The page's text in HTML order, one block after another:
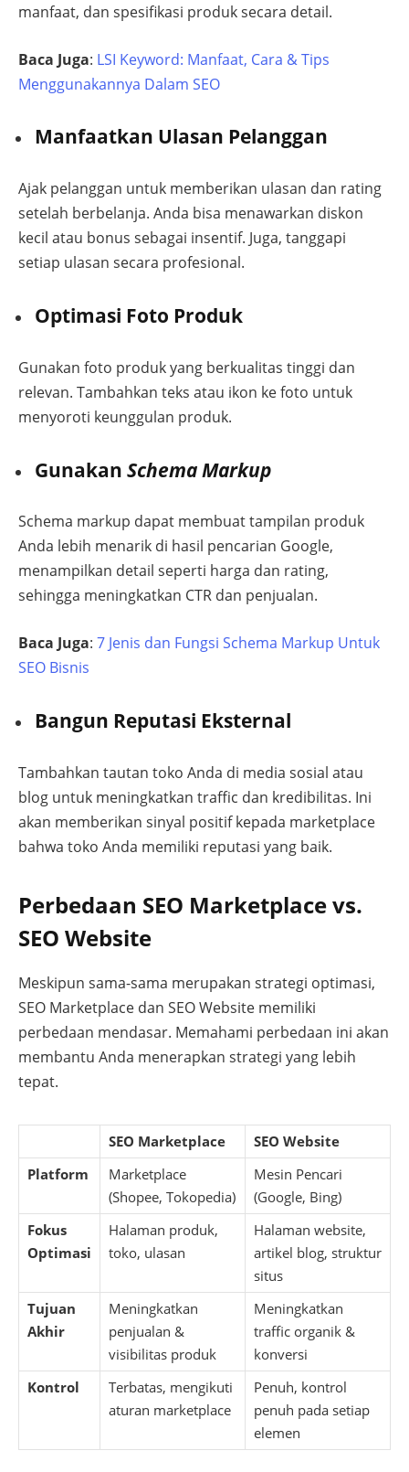
manfaat, dan spesifikasi produk secara detail.
Baca Juga: LSI Keyword: Manfaat, Cara & Tips
Menggunakannya Dalam SEO
Manfaatkan Ulasan Pelanggan
Ajak pelanggan untuk memberikan ulasan dan rating
setelah berbelanja. Anda bisa menawarkan diskon
kecil atau bonus sebagai insentif. Juga, tanggapi
setiap ulasan secara profesional.
Optimasi Foto Produk
Gunakan foto produk yang berkualitas tinggi dan
relevan. Tambahkan teks atau ikon ke foto untuk
menyoroti keunggulan produk.
Gunakan Schema Markup
Schema markup dapat membuat tampilan produk
Anda lebih menarik di hasil pencarian Google,
menampilkan detail seperti harga dan rating,
sehingga meningkatkan CTR dan penjualan.
Baca Juga: 7 Jenis dan Fungsi Schema Markup Untuk
SEO Bisnis
Bangun Reputasi Eksternal
Tambahkan tautan toko Anda di media sosial atau
blog untuk meningkatkan traffic dan kredibilitas. Ini
akan memberikan sinyal positif kepada marketplace
bahwa toko Anda memiliki reputasi yang baik.
Perbedaan SEO Marketplace vs.
SEO Website
Meskipun sama-sama merupakan strategi optimasi,
SEO Marketplace dan SEO Website memiliki
perbedaan mendasar. Memahami perbedaan ini akan
membantu Anda menerapkan strategi yang lebih
tepat.
SEO Marketplace
SEO Website
Platform
Marketplace
(Shopee, Tokopedia)
Mesin Pencari
(Google, Bing)
Fokus
Optimasi
Halaman produk,
toko, ulasan
Halaman website,
artikel blog, struktur
situs
Tujuan
Akhir
Meningkatkan
penjualan &
visibilitas produk
Meningkatkan
traffic organik &
konversi
Kontrol
Terbatas, mengikuti
aturan marketplace
Penuh, kontrol
penuh pada setiap
elemen